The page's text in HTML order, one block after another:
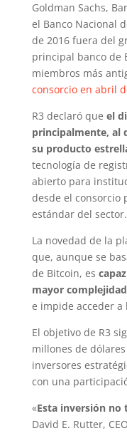
Goldman Sachs,
el Banco Nacional
de 2016 fuera del
principal banco de
miembros más
consorcio en abril
R3 declaró que el
principalmente, al
su producto
tecnología de
abierto para
desde el consorcio
estándar del sector.
La novedad de la
que, aunque se
de Bitcoin, es
mayor complejidad
e impide acceder a
El objetivo de R3
millones de
inversores
con una
«Esta inversión no
David E. Rutter,